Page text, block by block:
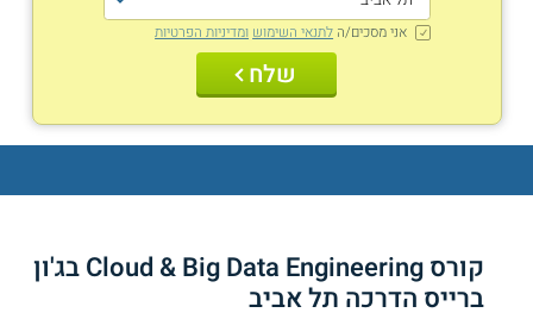
אני מסכים/ה לתנאי השימוש ומדיניות הפרטיות
שלח
קורס Cloud & Big Data Engineering בג'ון
ברייס הדרכה תל אביב